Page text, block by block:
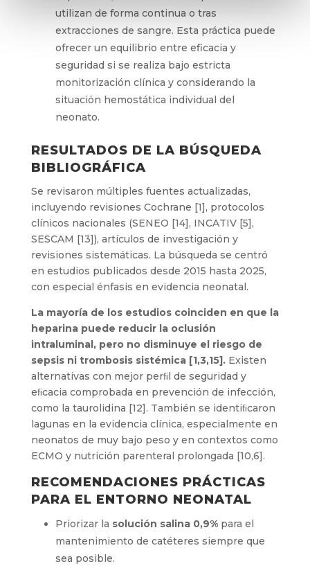
utilizan de forma continua o tras
extracciones de sangre. Esta práctica puede
ofrecer un equilibrio entre eficacia y
seguridad si se realiza bajo estricta
monitorización clínica y considerando la
situación hemostática individual del
neonato.
RESULTADOS DE LA BÚSQUEDA
BIBLIOGRÁFICA
Se revisaron múltiples fuentes actualizadas,
incluyendo revisiones Cochrane [1], protocolos
clínicos nacionales (SENEO [14], INCATIV [5],
SESCAM [13]), artículos de investigación y
revisiones sistemáticas. La búsqueda se centró
en estudios publicados desde 2015 hasta 2025,
con especial énfasis en evidencia neonatal.
La mayoría de los estudios coinciden en que la
heparina puede reducir la oclusión
intraluminal, pero no disminuye el riesgo de
sepsis ni trombosis sistémica [1,3,15].Existen
alternativas con mejor perﬁl de seguridad y
eﬁcacia comprobada en prevención de infección,
como la taurolidina [12]. También se identiﬁcaron
lagunas en la evidencia clínica, especialmente en
neonatos de muy bajo peso y en contextos como
ECMO y nutrición parenteral prolongada [10,6].
RECOMENDACIONES PRÁCTICAS
PARA EL ENTORNO NEONATAL
Priorizar la solución salina 0,9%para el
mantenimiento de catéteres siempre que
sea posible.